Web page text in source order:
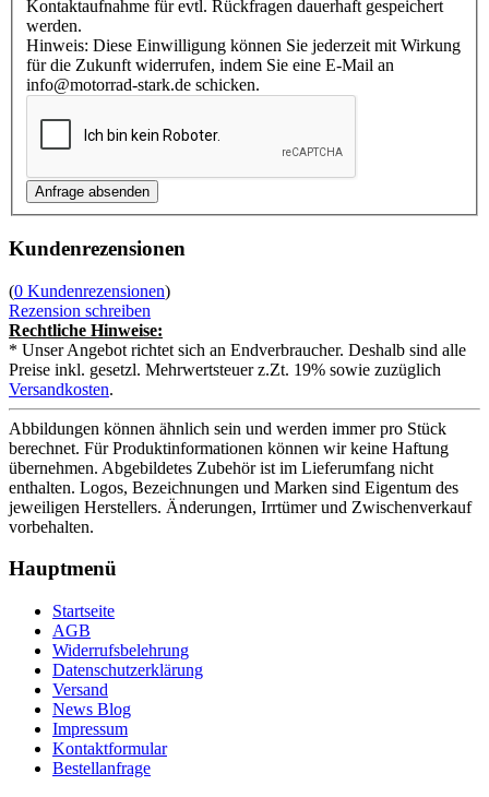
Kontaktaufnahme für evtl. Rückfragen dauerhaft gespeichert
werden.
Hinweis: Diese Einwilligung können Sie jederzeit mit Wirkung
für die Zukunft widerrufen, indem Sie eine E-Mail an
info@motorrad-stark.de schicken.
Kundenrezensionen
(0 Kundenrezensionen)
Rezension schreiben
Rechtliche Hinweise:
* Unser Angebot richtet sich an Endverbraucher. Deshalb sind alle
Preise inkl. gesetzl. Mehrwertsteuer z.Zt. 19% sowie zuzüglich
Versandkosten.
Abbildungen können ähnlich sein und werden immer pro Stück
berechnet. Für Produktinformationen können wir keine Haftung
übernehmen. Abgebildetes Zubehör ist im Lieferumfang nicht
enthalten. Logos, Bezeichnungen und Marken sind Eigentum des
jeweiligen Herstellers. Änderungen, Irrtümer und Zwischenverkauf
vorbehalten.
Hauptmenü
Startseite
AGB
Widerrufsbelehrung
Datenschutzerklärung
Versand
News Blog
Impressum
Kontaktformular
Bestellanfrage